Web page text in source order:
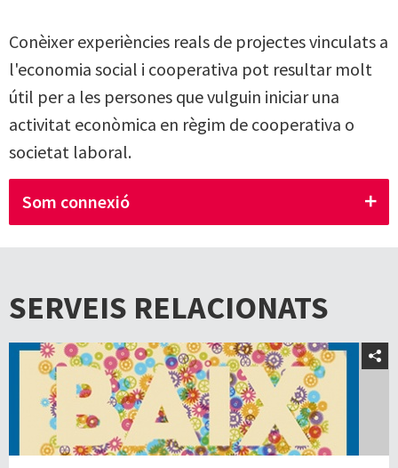
Conèixer experiències reals de projectes vinculats a
l'economia social i cooperativa pot resultar molt
útil per a les persones que vulguin iniciar una
activitat econòmica en règim de cooperativa o
societat laboral.
Som connexió
SERVEIS RELACIONATS